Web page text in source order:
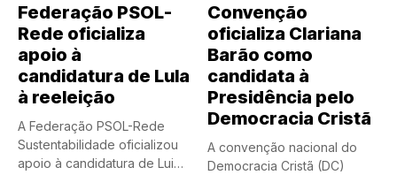
Federação PSOL-
Rede oficializa
apoio à
candidatura de Lula
à reeleição
A Federação PSOL-Rede
Sustentabilidade oficializou
apoio à candidatura de Luiz
Convenção
oficializa Clariana
Barão como
candidata à
Presidência pelo
Democracia Cristã
A convenção nacional do
Democracia Cristã (DC)